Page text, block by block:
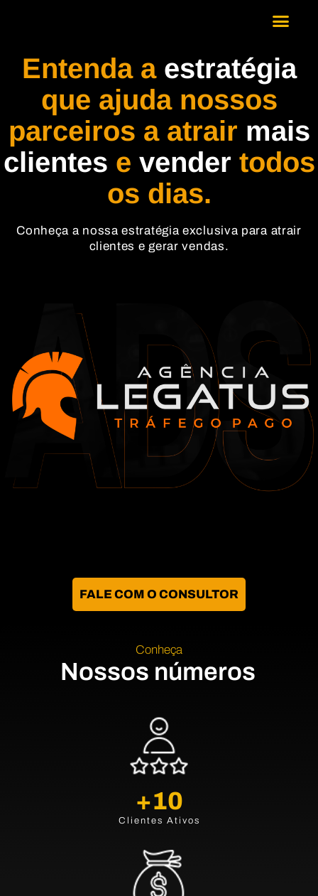
Entenda a estratégia
que ajuda nossos
parceiros a atrair mais
clientes e vender todos
os dias.
Conheça a nossa estratégia exclusiva para atrair
clientes e gerar vendas.
FALE COM O CONSULTOR
Conheça
Nossos números
Clientes Ativos
+10